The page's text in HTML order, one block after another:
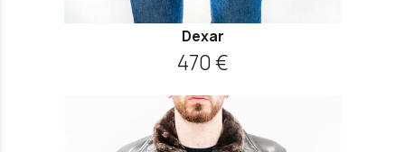
Dexar
470 €